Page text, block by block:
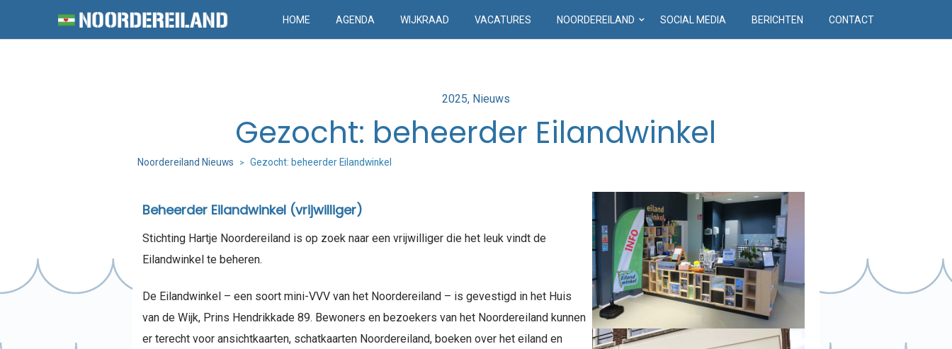
HOME AGENDA WIJKRAAD VACATURES NOORDEREILAND SOCIAL MEDIA BERICHTEN CONTACT
Posted
2025 Nieuws
Gezocht: beheerder Eilandwinkel
Noordereiland Nieuws > Gezocht: beheerder Eilandwinkel
Beheerder Eilandwinkel (vrijwilliger)
Stichting Hartje Noordereiland is op zoek naar een vrijwilliger die het leuk vindt de
Eilandwinkel te beheren.
De Eilandwinkel – een soort mini-VVV van het Noordereiland – is gevestigd in het Huis
van de Wijk, Prins Hendrikkade 89. Bewoners en bezoekers van het Noordereiland kunnen
er terecht voor ansichtkaarten, schatkaarten Noordereiland, boeken over het eiland en